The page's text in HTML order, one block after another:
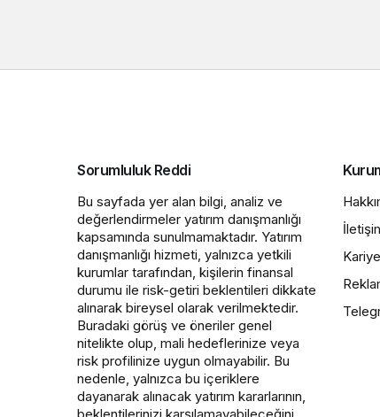
Sorumluluk Reddi
Bu sayfada yer alan bilgi, analiz ve
değerlendirmeler yatırım danışmanlığı
kapsamında sunulmamaktadır. Yatırım
danışmanlığı hizmeti, yalnızca yetkili
kurumlar tarafından, kişilerin finansal
durumu ile risk-getiri beklentileri dikkate
alınarak bireysel olarak verilmektedir.
Buradaki görüş ve öneriler genel
nitelikte olup, mali hedeflerinize veya
risk profilinize uygun olmayabilir. Bu
nedenle, yalnızca bu içeriklere
dayanarak alınacak yatırım kararlarının,